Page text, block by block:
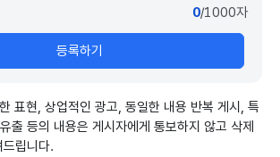
0/1000자
등록하기
표현, 상업적인 광고, 동일한 내용 반복 게시, 특
출 등의 내용은 게시자에게 통보하지 않고 삭제
립니다.